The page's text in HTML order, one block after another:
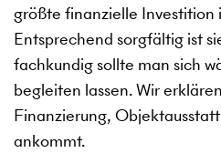
größte finanzielle Investition
Entsprechend sorgfältig ist
fachkundig sollte man sich
begleiten lassen. Wir
Finanzierung,
ankommt.